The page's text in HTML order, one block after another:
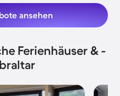
ansehen
Ferienhäuser & -